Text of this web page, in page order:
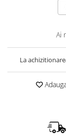
Ai
La